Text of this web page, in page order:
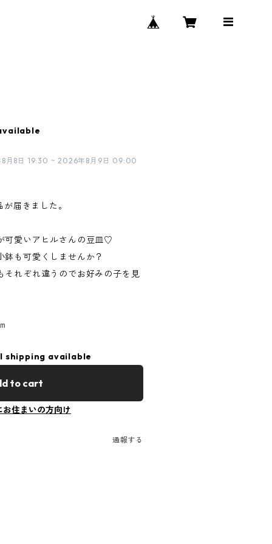
月8日 19:30 ~ 2026年8月9日 09:00
届きました。
可愛いアヒルさんの豆皿♡
も可愛くしませんか？
それぞれ違うのでお好みの子を見
shipping available
to cart
お住まいの方向け
通報する